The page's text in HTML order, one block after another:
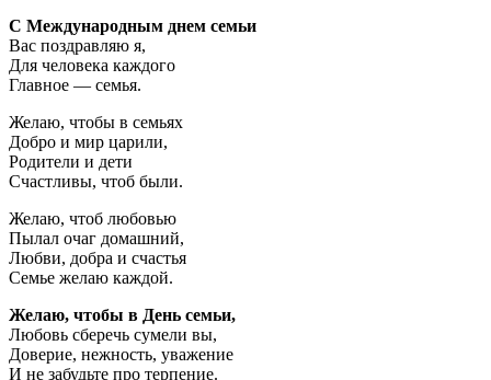
С Международным днем семьи
Вас поздравляю я,
Для человека каждого
Главное — семья.
Желаю, чтобы в семьях
Добро и мир царили,
Родители и дети
Счастливы, чтоб были.
Желаю, чтоб любовью
Пылал очаг домашний,
Любви, добра и счастья
Семье желаю каждой.
Желаю, чтобы в День семьи,
Любовь сберечь сумели вы,
Доверие, нежность, уважение
И не забудьте про терпение.